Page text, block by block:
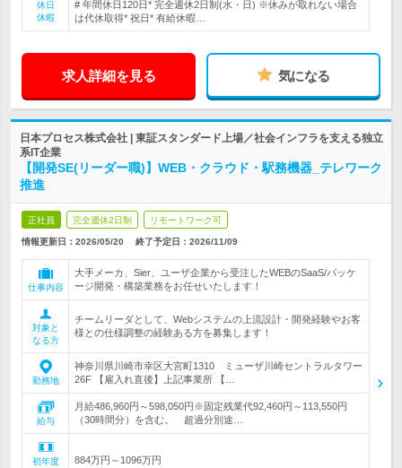
休日
休暇
# 年間休日120日* 完全週休2日制(水・日) ※休みが取れない場合
は代休取得* 祝日* 有給休暇…
求人詳細を見る 気になる
日本プロセス株式会社 | 東証スタンダード上場／社会インフラを支える独立
系IT企業
【開発SE(リーダー職)】WEB・クラウド・駅務機器_テレワーク
推進
正社員 完全週休2日制 リモートワーク可
情報更新日：2026/05/20 終了予定日： 2026/11/09
仕事内容
大手メーカ、Sier、ユーザ企業から受注したWEBのSaaS/パッケ
ージ開発・構築業務をお任せいたします！
対象と
なる方
チームリーダとして、Webシステムの上流設計・開発経験やお客
様との仕様調整の経験ある方を募集します！
勤務地
神奈川県川崎市幸区大宮町1310 ミューザ川崎セントラルタワー
26F 【雇入れ直後】上記事業所 【…
給与
月給486,960円～598,050円※固定残業代92,460円～113,550円
（30時間分）を含む。 超過分別途…
初年度
884万円～1096万円